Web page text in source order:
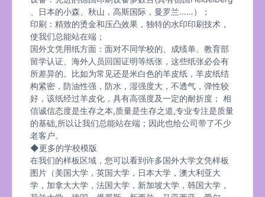
、日本的小森、秋山，高斯国际，曼罗兰……）；
印刷：精致的烫金和压凸效果，独特的水印印刷技术，
使我们总能站在端；
国外文凭用纸方面：面对不同学校的、成绩单、教育部
留学认证、海外人员回国证明等纸张，这些纸张必会有
所差异的。比如为常见还是米白色的羊皮纸，羊皮纸结
构紧密，防油性强，防水，湿强度大，不透气，弹性较
好，该纸经过羊皮化，具有高强度及一定的耐折度； 相
信诚信态度是生存之本,质量是生存之道,专业专注是质量
的基础,所以让我们总能站在端；因此也给公司带了不少
老客户。
◆更多的学校模版
在我们的样板区域，您可以看到许多国外大学文凭样板
图片（美国大学，英国大学，日本大学，澳大利亚大
学，加拿大大学，法国大学，新加坡大学，韩国大学，